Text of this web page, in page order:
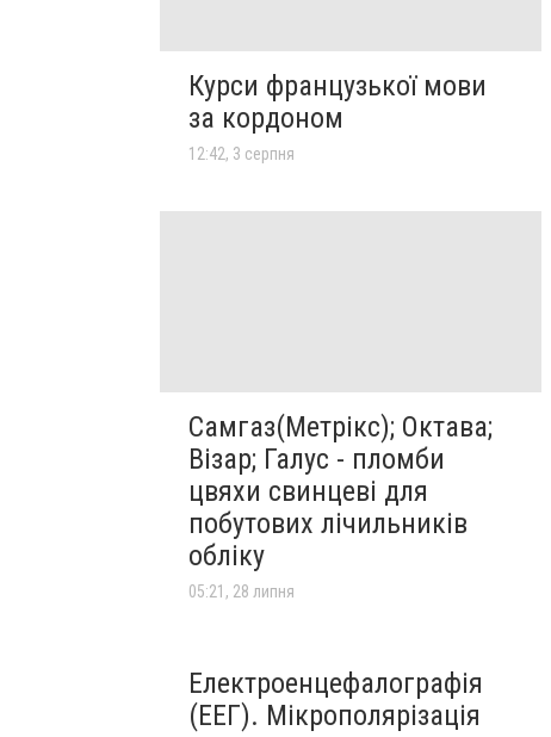
Курси французької мови
за кордоном
12:42, 3 серпня
Самгаз(Метрікс); Октава;
Візар; Галус - пломби
цвяхи свинцеві для
побутових лічильників
обліку
05:21, 28 липня
Електроенцефалографія
(ЕЕГ). Мікрополярізація